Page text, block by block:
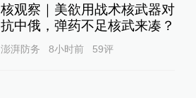
核观察｜美欲用战术核武器对
抗中俄，弹药不足核武来凑？
澎湃防务 8小时前 59评